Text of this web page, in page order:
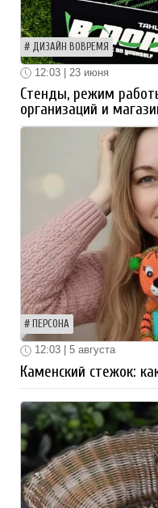
ДИЗАЙН ВОВРЕМЯ
12:03 | 23 июня
Стенды, режим
организаций и
ПЕРСОНА
12:03 | 5 августа
Каменский стежок: